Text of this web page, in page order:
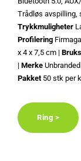
Trådløs avspilling,
Trykkmuligheter
Profilering
x 4 x 7,5 cm |
| Merke Unbranded
Pakket50 stk per
Ring >